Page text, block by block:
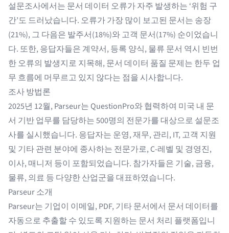
설문조사에서는 문서 데이터 오류가 자주 발생하는 ‘위험 구
간’도 드러났습니다. 오류가 가장 많이 보고된 문서는 송장
(21%), 그 다음은 발주서(18%)와 고객 문서(17%) 순이었습니
다. 또한, 응답자들은 계약서, 등록 양식, 물류 문서 역시 빈번
한 오류의 발생지로 지목해, 문서 데이터 품질 문제는 한두 업
무 흐름에 머무르고 있지 않다는 점을 시사합니다.
조사 방법론
2025년 12월, Parseur는 QuestionPro와 협력하여 미국 내 문
서 기반 업무를 담당하는 500명의 전문가를 대상으로 설문조
사를 실시했습니다. 응답자는 운영, 재무, 관리, IT, 고객 지원
및 기타 관련 분야에 종사하는 전문가로, C-레벨 및 경영진,
이사, 매니저 등이 포함되었습니다. 참가자들은 기술, 금융,
물류, 의료 등 다양한 산업군을 대표하였습니다.
Parseur 소개
Parseur는 기업이 이메일, PDF, 기타 문서에서 문서 데이터를
자동으로 추출할 수 있도록 지원하는 문서 처리 플랫폼입니